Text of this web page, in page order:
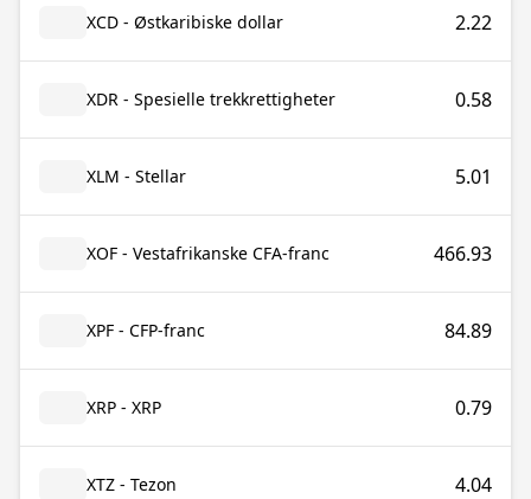
XCD - Østkaribiske dollar 2.22
XDR - Spesielle trekkrettigheter 0.58
XLM - Stellar 5.01
XOF - Vestafrikanske CFA-franc 466.93
XPF - CFP-franc 84.89
XRP - XRP 0.79
XTZ - Tezon 4.04